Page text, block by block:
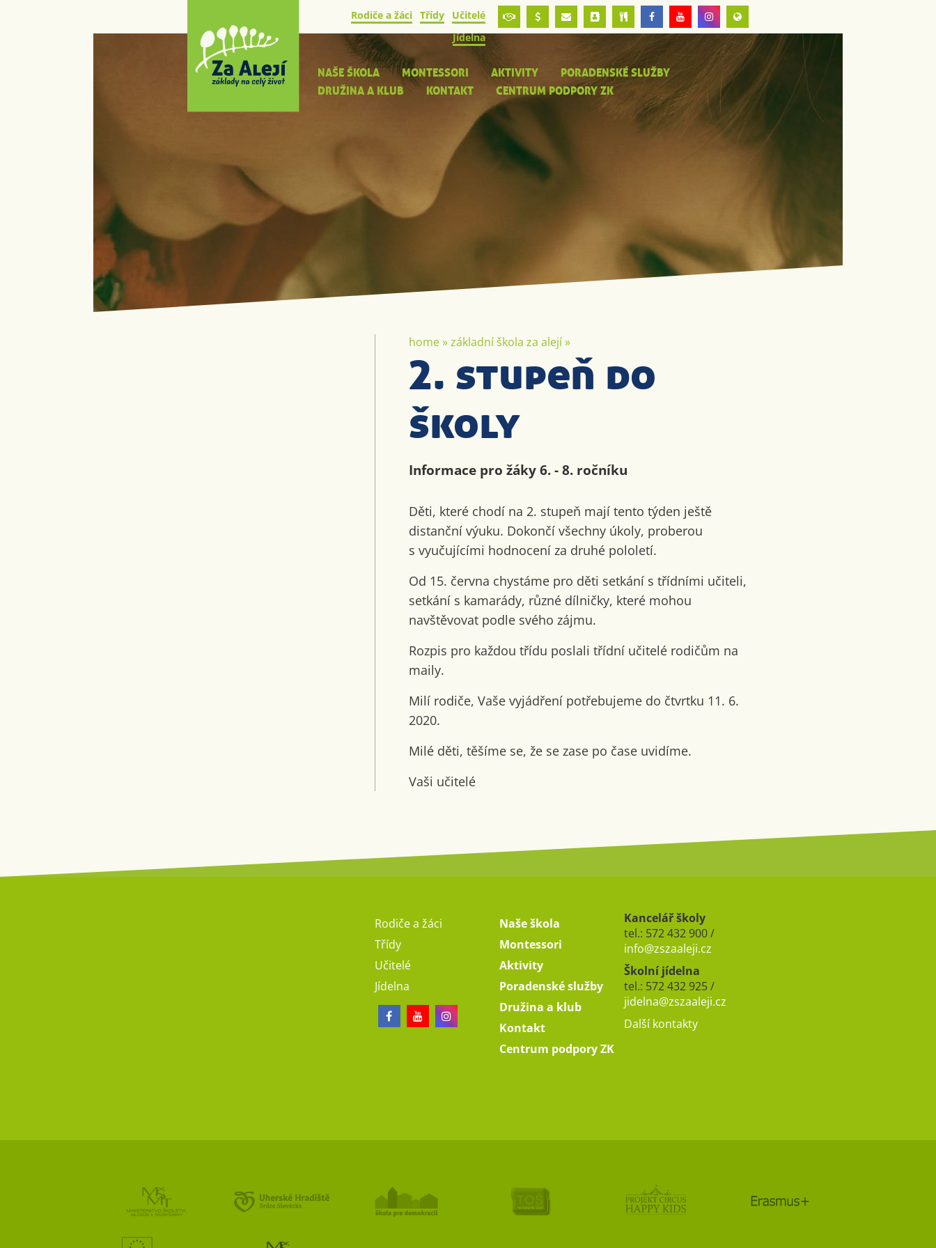
Rodiče a žáci Třídy
Učitelé
Jídelna
NAŠE ŠKOLA MONTESSORI AKTIVITY
PORADENSKÉ SLUŽBY
DRUŽINA A KLUB
KONTAKT CENTRUM PODPORY ZK
home»základní škola za alejí»
2. stupeň do
školy
Informace pro žáky 6. - 8. ročníku
Děti, které chodí na 2. stupeň mají tento týden ještě
distanční výuku. Dokončí všechny úkoly, proberou
s vyučujícími hodnocení za druhé pololetí.
Od 15. června chystáme pro děti setkání s třídními učiteli,
setkání s kamarády, různé dílničky, které mohou
navštěvovat podle svého zájmu.
Rozpis pro každou třídu poslali třídní učitelé rodičům na
maily.
Milí rodiče, Vaše vyjádření potřebujeme do čtvrtku 11. 6.
2020.
Milé děti, těšíme se, že se zase po čase uvidíme.
Vaši učitelé
Rodiče a žáci
Třídy
Učitelé
Jídelna
Naše škola
Montessori
Aktivity
Poradenské služby
Družina a klub
Kontakt
Centrum podpory ZK
Kancelář školy
tel.: 572 432 900 /
info@zszaaleji.cz
Školní jídelna
tel.: 572 432 925 /
jidelna@zszaaleji.cz
Další kontakty